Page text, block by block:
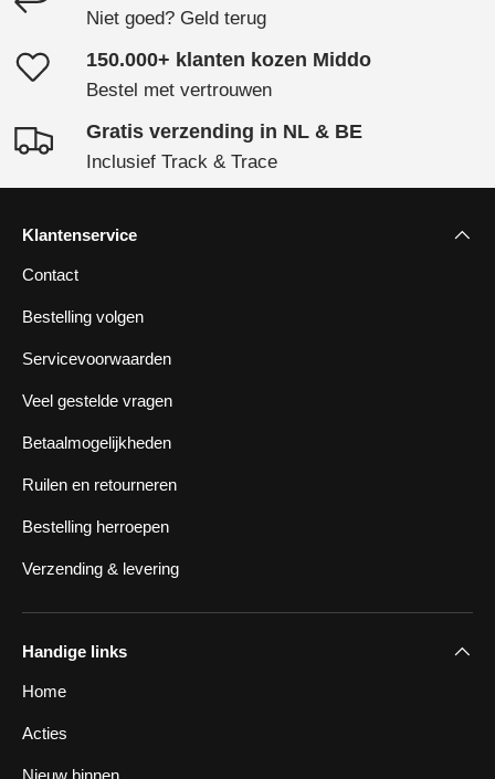
Niet goed? Geld terug
150.000+ klanten kozen Middo
Bestel met vertrouwen
Gratis verzending in NL & BE
Inclusief Track & Trace
Klantenservice
Contact
Bestelling volgen
Servicevoorwaarden
Veel gestelde vragen
Betaalmogelijkheden
Ruilen en retourneren
Bestelling herroepen
Verzending & levering
Handige links
Home
Acties
Nieuw binnen